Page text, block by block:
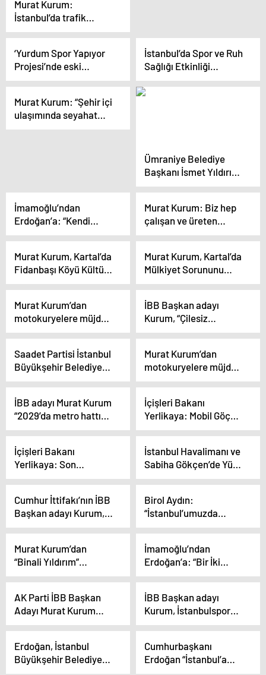
Murat Kurum:
İstanbul’da trafik
çilesini bitireceğiz
‘Yurdum Spor Yapıyor
Projesi’nde eski
futbolcular sahaya indi
İstanbul’da Spor ve Ruh
Sağlığı Etkinliği
Düzenlendi
Murat Kurum: “Şehir içi
ulaşımında seyahat
süresini yüzde 20
Ümraniye Belediye
Başkanı İsmet Yıldırım:
İstanbul hizmetlerle
İmamoğlu’ndan
Erdoğan’a: “Kendi
Kazanırsa Demokrasi,
Kazanırsa Yanlışlık. 6
Mayıs 2019’da Milli
İradeye Darbe Yaptılar,
Darbe!”
Murat Kurum: Biz hep
çalışan ve üreten
taraftayız
Murat Kurum, Kartal’da
Fidanbaşı Köyü Kültür
Yardımlaşma ve
ziyaret etti
Murat Kurum, Kartal’da
Mülkiyet Sorununu
Çözeceğini Söyledi
Murat Kurum’dan
motokuryelere müjde:
“Motorcu dostu
uzunluklarını
artıracağız”
İBB Başkan adayı
Kurum, “Çilesiz
İstanbul” programında
projelerini anlattı
Açıklaması
Saadet Partisi İstanbul
Büyükşehir Belediye
Başkan Adayı Birol
Ziyaret Etti
Murat Kurum’dan
motokuryelere müjde:
“Motorcu dostu
uzunluklarını
artıracağız”
İBB adayı Murat Kurum
“2029’da metro hattı
uzunluğunu 650
çıkaracağız”
İçişleri Bakanı
Yerlikaya: Mobil Göç
Noktası araçlarında
edildi
İçişleri Bakanı
Yerlikaya: Son
operasyonlarda 192 bin
kontrolleri yapıldı
İstanbul Havalimanı ve
Sabiha Gökçen’de Yük
Taşımacılığında Artış
Cumhur İttifakı’nın İBB
Başkan adayı Kurum,
canlı yayında konuştu
Birol Aydın:
“İstanbul’umuzda
Binlerce, On Binlerce
İşkur’a Müracaat
Etmiş.
Murat Kurum’dan
“Binali Yıldırım”
sorusuna yanıt:
yanına geçmesini
söyledim, gülerek bu
kriz yaşanır mı?
İmamoğlu’ndan
Erdoğan’a: “Bir İki
Hafta Sonra İlçe İlçe
Başlayacak. Her Gün
İlla Beni Diline
Dolayacak”
AK Parti İBB Başkan
Adayı Murat Kurum
İstanbulspor Kulübü’nü
İBB Başkan adayı
Kurum, İstanbulspor
Kulübünü ziyaret etti
Erdoğan, İstanbul
Büyükşehir Belediye
Başkanı İmamoğlu’nu
Cumhurbaşkanı
Erdoğan “İstanbul’a
nimet olarak bakanlar,